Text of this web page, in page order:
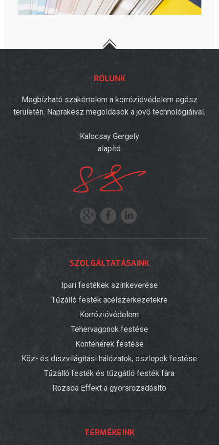
RÓLUNK
Megbízható szakértelem a korrózióvédelem egész
területén. Naprakész megoldások a jövő technológiáival.
Kalocsay Gergely
alapító
SZOLGÁLTATÁSAINK
Ipari festékek színkeverése
Tűzálló festék acélszerkezetekre
Korrózióvédelem
Tehervagonok festése
Konténerek festése
Köz- és díszvilágítási hálózatok, oszlopok festése
Tűzálló festék és tűzgátló festék fára
Rozsda Effekt a gyorsrozsdásító
TERMÉKEINK